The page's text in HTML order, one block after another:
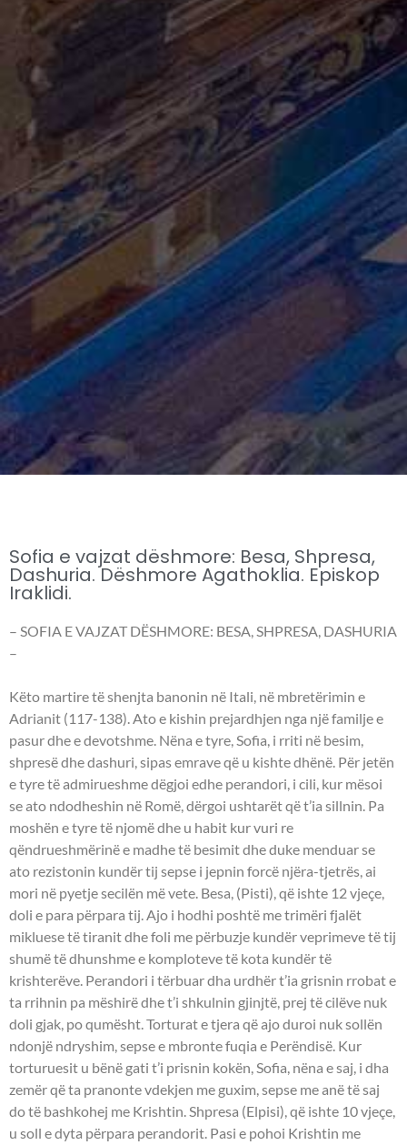
Sofia e vajzat dëshmore: Besa, Shpresa,
Dashuria. Dëshmore Agathoklia. Episkop
Iraklidi.
– SOFIA E VAJZAT DËSHMORE: BESA, SHPRESA, DASHURIA
–
Këto martire të shenjta banonin në Itali, në mbretërimin e
Adrianit (117-138). Ato e kishin prejardhjen nga një familje e
pasur dhe e devotshme. Nëna e tyre, Sofia, i rriti në besim,
shpresë dhe dashuri, sipas emrave që u kishte dhënë. Për jetën
e tyre të admirueshme dëgjoi edhe perandori, i cili, kur mësoi
se ato ndodheshin në Romë, dërgoi ushtarët që t’ia sillnin. Pa
moshën e tyre të njomë dhe u habit kur vuri re
qëndrueshmërinë e madhe të besimit dhe duke menduar se
ato rezistonin kundër tij sepse i jepnin forcë njëra-tjetrës, ai
mori në pyetje secilën më vete. Besa, (Pisti), që ishte 12 vjeçe,
doli e para përpara tij. Ajo i hodhi poshtë me trimëri fjalët
mikluese të tiranit dhe foli me përbuzje kundër veprimeve të tij
shumë të dhunshme e komploteve të kota kundër të
krishterëve. Perandori i tërbuar dha urdhër t’ia grisnin rrobat e
ta rrihnin pa mëshirë dhe t’i shkulnin gjinjtë, prej të cilëve nuk
doli gjak, po qumësht. Torturat e tjera që ajo duroi nuk sollën
ndonjë ndryshim, sepse e mbronte fuqia e Perëndisë. Kur
torturuesit u bënë gati t’i prisnin kokën, Sofia, nëna e saj, i dha
zemër që ta pranonte vdekjen me guxim, sepse me anë të saj
do të bashkohej me Krishtin. Shpresa (Elpisi), që ishte 10 vjeçe,
u soll e dyta përpara perandorit. Pasi e pohoi Krishtin me